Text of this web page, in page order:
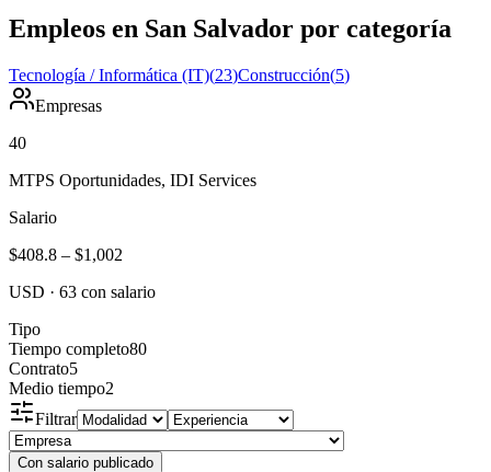
Empleos en San Salvador por categoría
Tecnología / Informática (IT)(23)Construcción(5)
Empresas
40
MTPS Oportunidades, IDI Services
Salario
$408.8 – $1,002
USD · 63 con salario
Tipo
Tiempo completo80
Contrato5
Medio tiempo2
Filtrar
Con salario publicado